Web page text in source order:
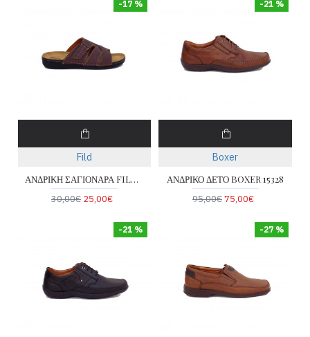
-17 %
Fild
ΑΝΔΡΙΚΗ ΣΑΓΙΟΝΑΡΑ FILD MARKO-2003
30,00€ 25,00€
-21 %
Boxer
ΑΝΔΡΙΚΟ ΔΕΤΟ BOXER 15328
95,00€75,00€
-21 % -27 %